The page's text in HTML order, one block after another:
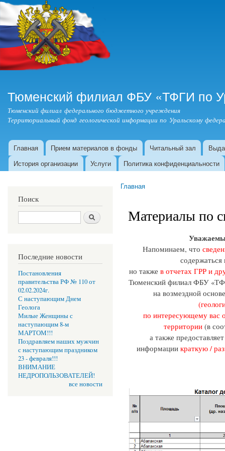
Тюменский филиал ФБУ «ТФГИ по
Тюменский филиал федерального бюджетного учреждения
Территориальный фонд геологической информации по Уральскому
Главное меню
Главная Прием материалов в фонды Читальный зал
История организации
Услуги Политика конфиденциальности
Поиск
Поиск
Последние новости
Постановления
правительства РФ № 110 от
02.02.2024г.
С наступающим Днем
Геолога
Милые Женщины с
наступающим 8-м
МАРТОМ!!!
Поздравляем наших мужчин
с наступающим праздником
23 - февраля!!!
ВНИМАНИЕ
НЕДРОПОЛЬЗОВАТЕЛЕЙ!
все новости
Главная
Материалы по
Напоминаем, что
содержаться
но также в отчетах ГРР и
Тюменский филиал ФБУ
на возмездной
по интересующему вас
территории (в
а также
информации краткую /